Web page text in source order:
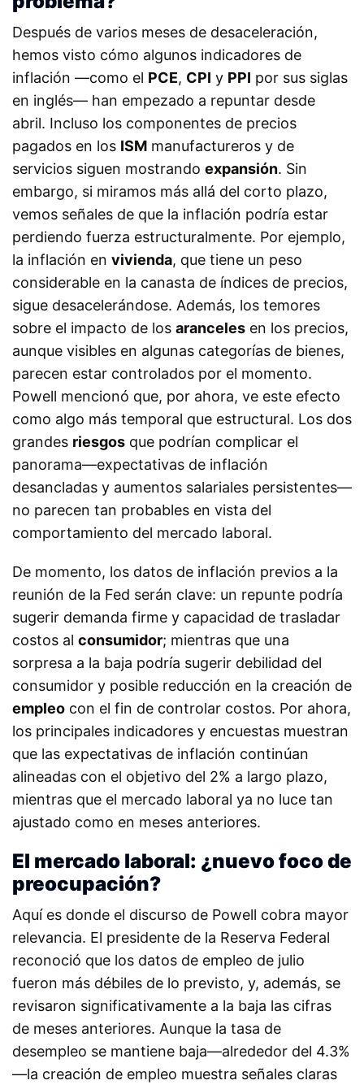
Después de varios meses de desaceleración,
hemos visto cómo algunos indicadores de
inflación —como el PCE, CPI y PPI por sus siglas
en inglés— han empezado a repuntar desde
abril. Incluso los componentes de precios
pagados en los ISM manufactureros y de
servicios siguen mostrando expansión. Sin
embargo, si miramos más allá del corto plazo,
vemos señales de que la inflación podría estar
perdiendo fuerza estructuralmente. Por ejemplo,
la inflación en vivienda, que tiene un peso
considerable en la canasta de índices de precios,
sigue desacelerándose. Además, los temores
sobre el impacto de los aranceles en los precios,
aunque visibles en algunas categorías de bienes,
parecen estar controlados por el momento.
Powell mencionó que, por ahora, ve este efecto
como algo más temporal que estructural. Los dos
grandes riesgos que podrían complicar el
panorama—expectativas de inflación
desancladas y aumentos salariales persistentes—
no parecen tan probables en vista del
comportamiento del mercado laboral.
De momento, los datos de inflación previos a la
reunión de la Fed serán clave: un repunte podría
sugerir demanda firme y capacidad de trasladar
costos al consumidor; mientras que una
sorpresa a la baja podría sugerir debilidad del
consumidor y posible reducción en la creación de
empleo con el fin de controlar costos. Por ahora,
los principales indicadores y encuestas muestran
que las expectativas de inflación continúan
alineadas con el objetivo del 2% a largo plazo,
mientras que el mercado laboral ya no luce tan
ajustado como en meses anteriores.
El mercado laboral: ¿nuevo foco de
preocupación?
Aquí es donde el discurso de Powell cobra mayor
relevancia. El presidente de la Reserva Federal
reconoció que los datos de empleo de julio
fueron más débiles de lo previsto, y, además, se
revisaron significativamente a la baja las cifras
de meses anteriores. Aunque la tasa de
desempleo se mantiene baja—alrededor del 4.3%
—la creación de empleo muestra señales claras